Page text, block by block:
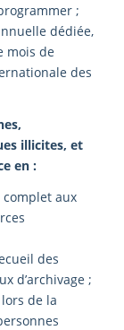
;
dédiée,
mois de
des
illicites, et
en :
aux
des
d’archivage ;
de la